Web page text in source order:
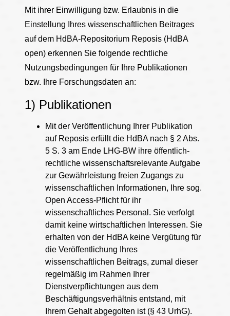
Mit ihrer Einwilligung bzw. Erlaubnis in die
Einstellung Ihres wissenschaftlichen Beitrages
auf dem HdBA-Repositorium Reposis (HdBA
open) erkennen Sie folgende rechtliche
Nutzungsbedingungen für Ihre Publikationen
bzw. Ihre Forschungsdaten an:
1) Publikationen
Mit der Veröffentlichung Ihrer Publikation
auf Reposis erfüllt die HdBA nach § 2 Abs.
5 S. 3 am Ende LHG-BW ihre öffentlich-
rechtliche wissenschaftsrelevante Aufgabe
zur Gewährleistung freien Zugangs zu
wissenschaftlichen Informationen, Ihre sog.
Open Access-Pflicht für ihr
wissenschaftliches Personal. Sie verfolgt
damit keine wirtschaftlichen Interessen. Sie
erhalten von der HdBA keine Vergütung für
die Veröffentlichung Ihres
wissenschaftlichen Beitrags, zumal dieser
regelmäßig im Rahmen Ihrer
Dienstverpflichtungen aus dem
Beschäftigungsverhältnis entstand, mit
Ihrem Gehalt abgegolten ist (§ 43 UrhG).